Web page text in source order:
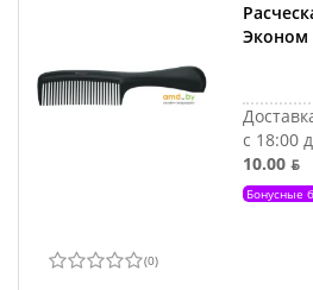
Эконом
с 18:00
10.00 ƃ
Бонусные
(0)